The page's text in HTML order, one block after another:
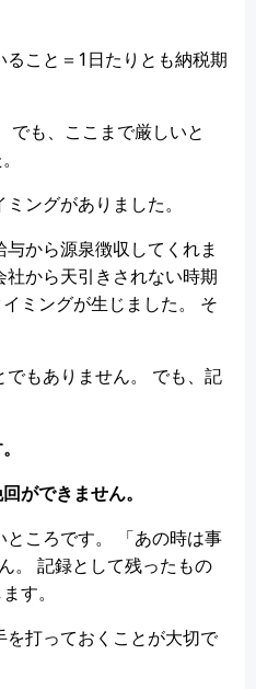
ること＝1日たりとも納税期
でも、ここまで厳しいと
ングがありました。
から源泉徴収してくれま
から天引きされない時期
ミングが生じました。 そ
もありません。 でも、記
ができません。
ころです。 「あの時は事
。 記録として残ったもの
す。
打っておくことが大切で